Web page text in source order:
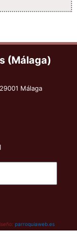
(Málaga)
Málaga
parroquiaweb.es